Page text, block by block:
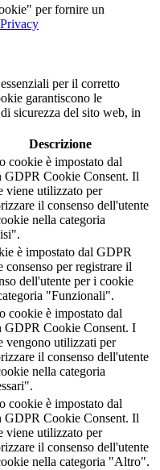
per fornire un
per il corretto
garantiscono le
sicurezza del sito web, in
Descrizione
cookie è impostato dal
GDPR Cookie Consent. Il
viene utilizzato per
il consenso dell'utente
nella categoria
è impostato dal GDPR
consenso per registrare il
dell'utente per i cookie
"Funzionali".
cookie è impostato dal
GDPR Cookie Consent. I
vengono utilizzati per
il consenso dell'utente
nella categoria
cookie è impostato dal
GDPR Cookie Consent. Il
viene utilizzato per
il consenso dell'utente
nella categoria "Altro".